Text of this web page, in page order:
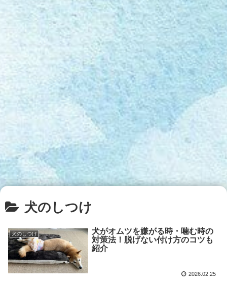
犬のしつけ
犬のしつけ
犬がオムツを嫌がる時・噛む時の
対策法！脱げない付け方のコツも
紹介
2026.02.25